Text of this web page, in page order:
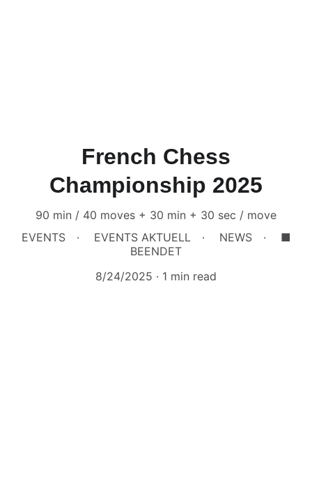
French Chess
Championship 2025
90 min / 40 moves + 30 min + 30 sec / move
EVENTS
EVENTS AKTUELL NEWS
■
BEENDET
8/24/2025
1 min read